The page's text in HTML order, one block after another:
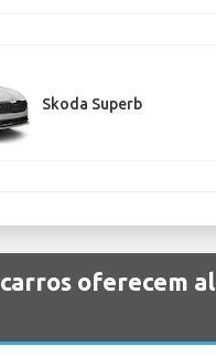
Skoda Superb
oferecem